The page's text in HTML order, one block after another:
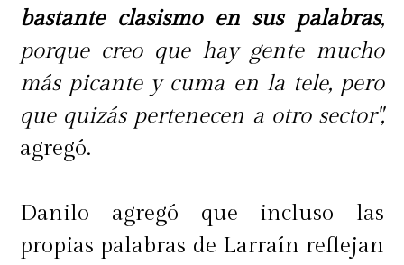
bastante clasismo en sus palabras,
porque creo que hay gente mucho
más picante y cuma en la tele, pero
que quizás pertenecen a otro sector",
agregó.
Danilo agregó que incluso las
propias palabras de Larraín reflejan